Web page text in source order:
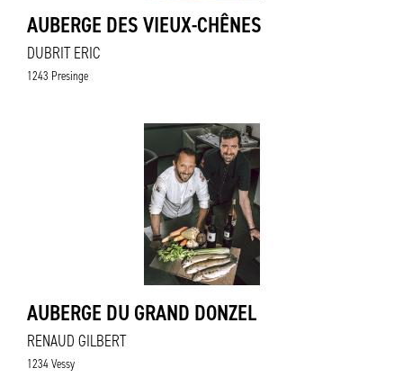
AUBERGE DES VIEUX-CHÊNES
DUBRIT ERIC
1243 Presinge
AUBERGE DU GRAND DONZEL
RENAUD GILBERT
1234 Vessy